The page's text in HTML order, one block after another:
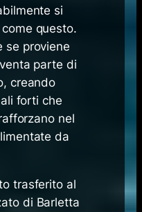
si
questo.
se proviene
parte di
creando
forti che
nel
da
trasferito al
di Barletta